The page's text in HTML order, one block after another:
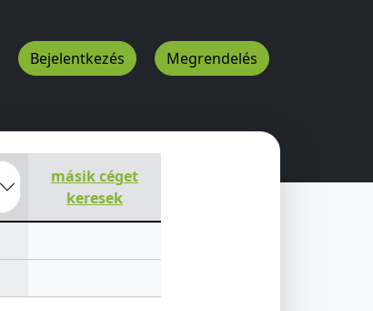
Bejelentkezés Megrendelés
másik céget
keresek